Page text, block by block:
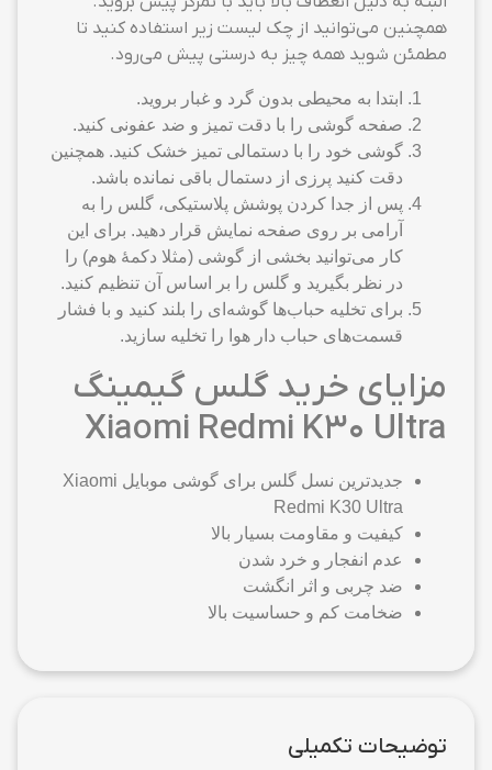
همچنین می‌توانید از چک لیست زیر استفاده کنید تا
مطمئن شوید همه چیز به درستی پیش می‌رود.
ابتدا به محیطی بدون گرد و غبار بروید.
صفحه گوشی را با دقت تمیز و ضد عفونی کنید.
گوشی خود را با دستمالی تمیز خشک کنید. همچنین
دقت کنید پرزی از دستمال باقی نمانده باشد.
پس از جدا کردن پوشش پلاستیکی، گلس را به
آرامی بر روی صفحه نمایش قرار دهید. برای این
کار می‌توانید بخشی از گوشی (مثلا دکمهٔ هوم) را
در نظر بگیرید و گلس را بر اساس آن تنظیم کنید.
برای تخلیه حباب‌ها گوشه‌ای را بلند کنید و با فشار
قسمت‌های حباب دار هوا را تخلیه سازید.
مزایای خرید گلس گیمینگ
Xiaomi Redmi K30 Ultra
جدیدترین نسل گلس برای گوشی موبایل Xiaomi
Redmi K30 Ultra
کیفیت و مقاومت بسیار بالا
عدم انفجار و خرد شدن
ضد چربی و اثر انگشت
ضخامت کم و حساسیت بالا
توضیحات تکمیلی